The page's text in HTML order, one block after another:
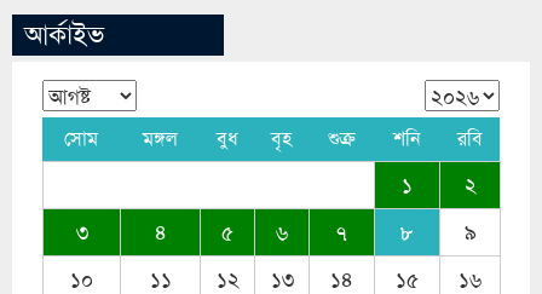
আর্কাইভ
সোম মঙ্গল বুধ বৃহ শুক্র শনি রবি
১
২
৩
৪ ৫ ৬ ৭ ৮
৯
১০
১১ ১২ ১৩ ১৪ ১৫
১৬